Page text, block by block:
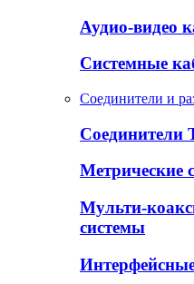
Аудио-видео
Системные
Соединители и
Соединители
Метрические
Мульти-
системы